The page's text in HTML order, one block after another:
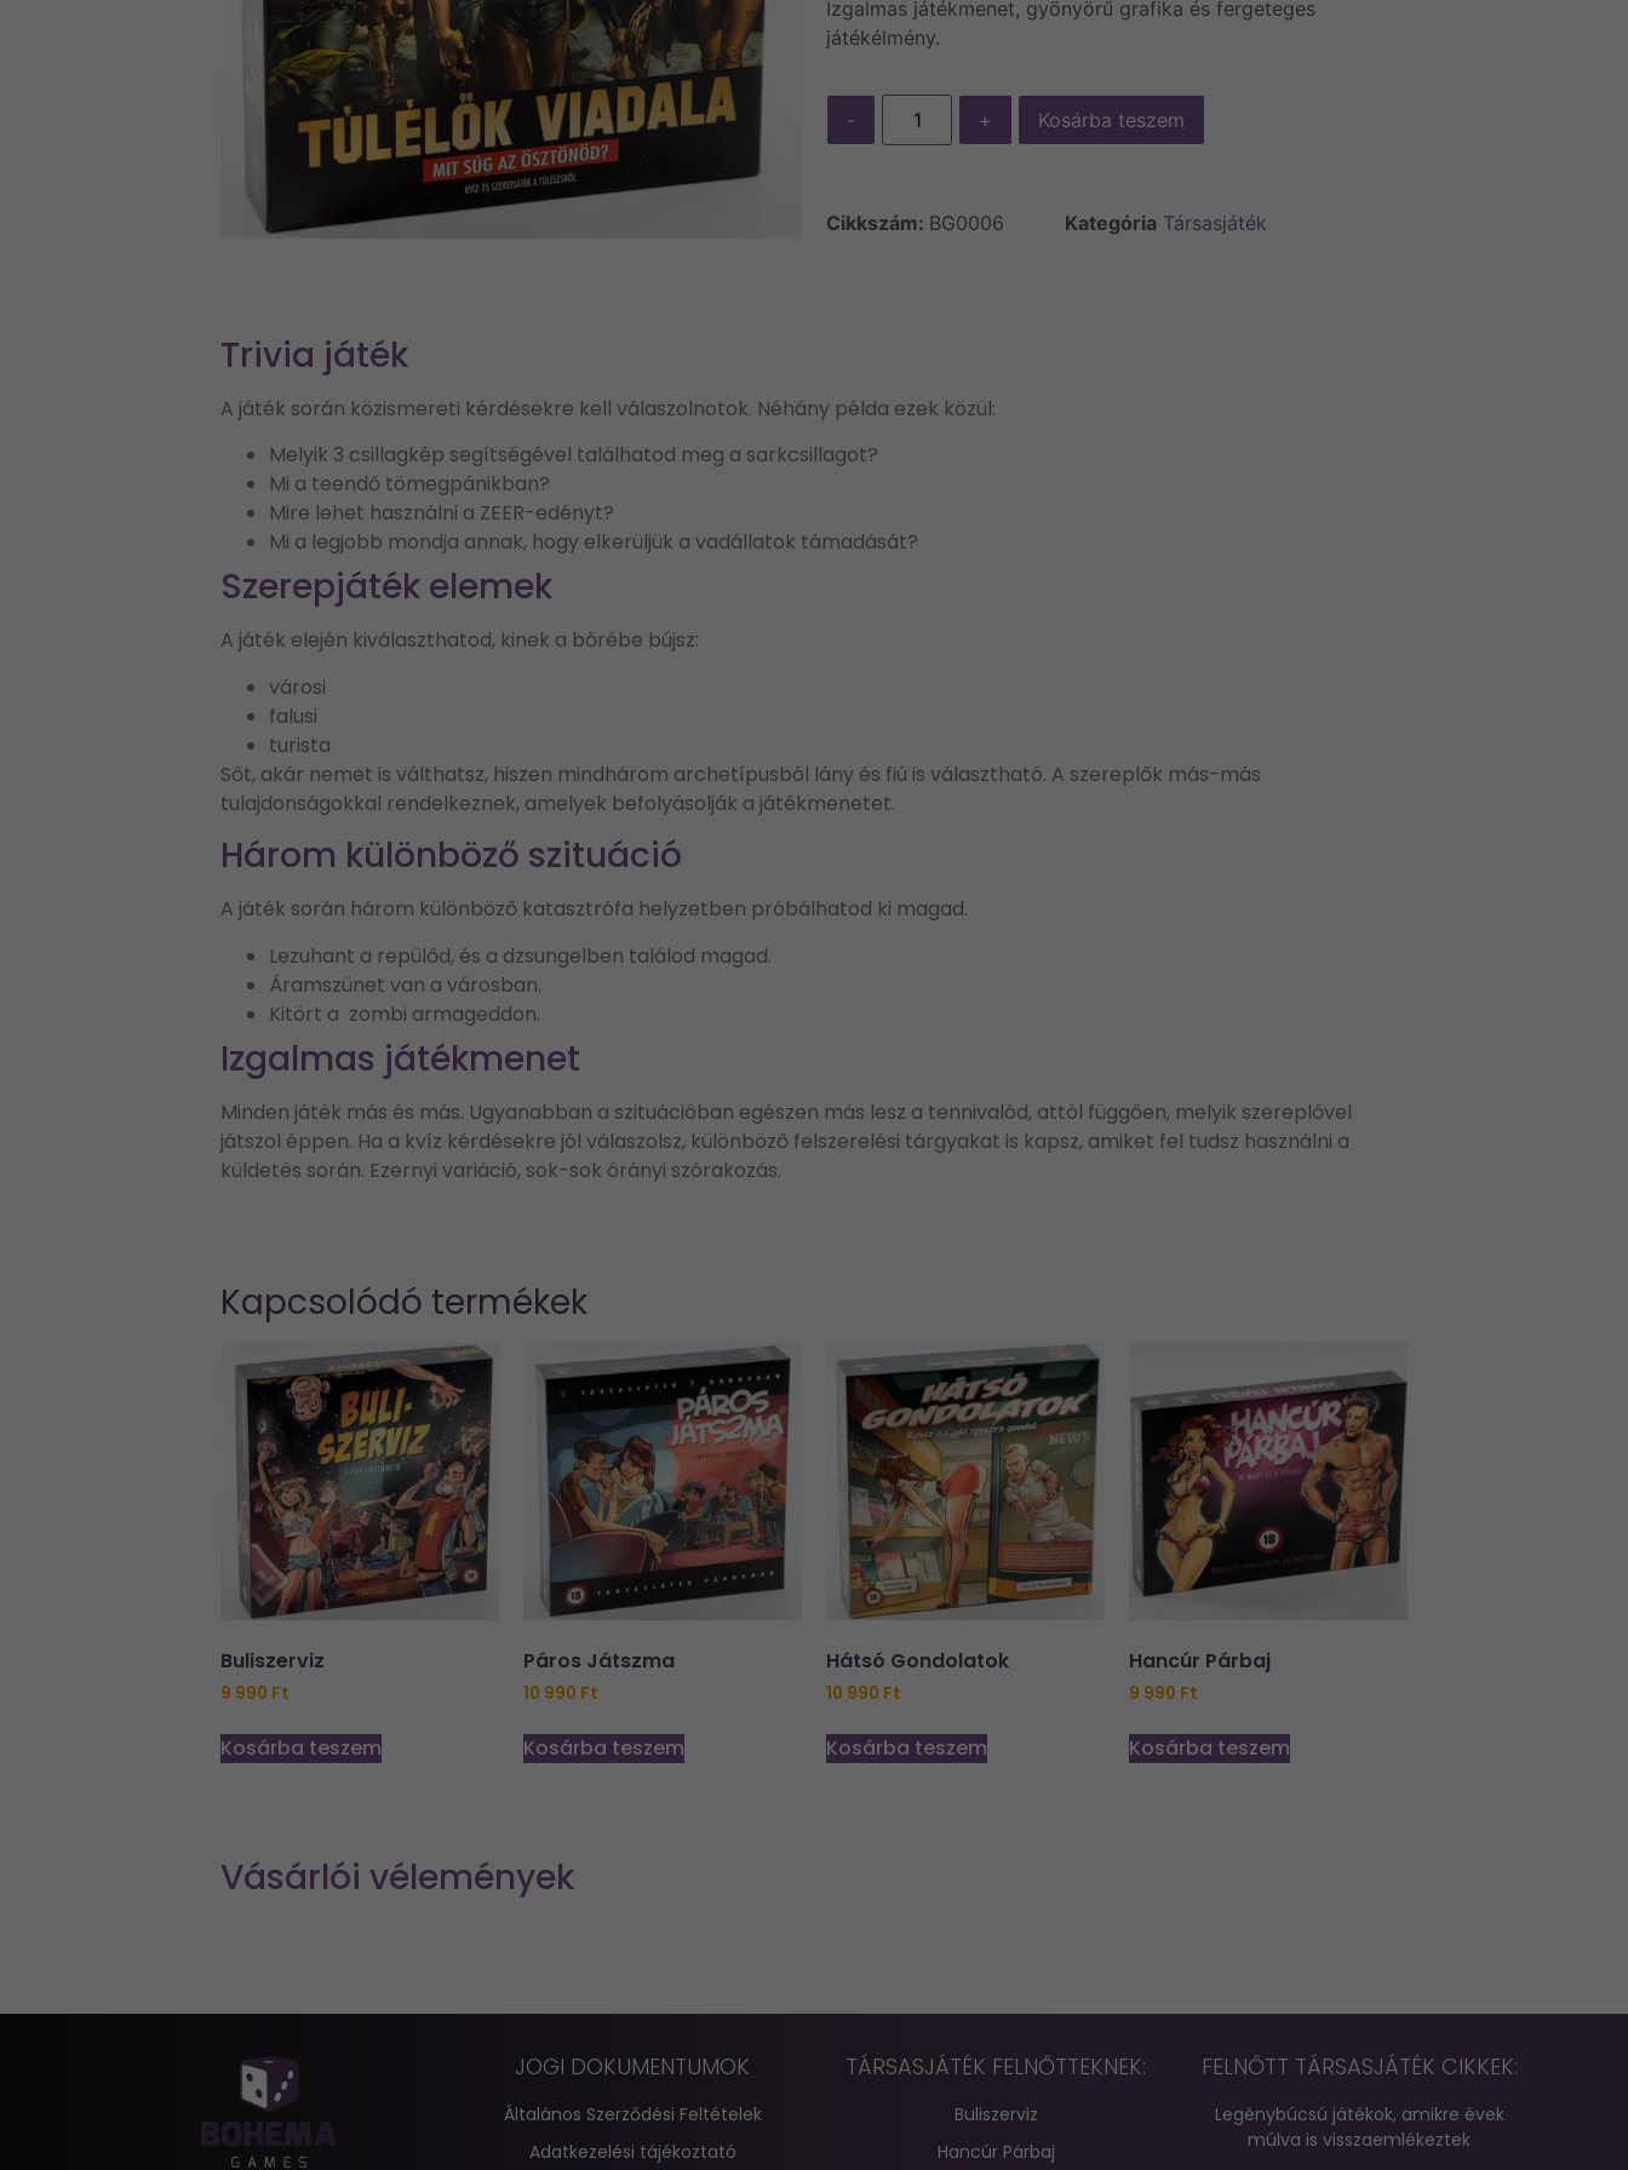
Izgalmas játékmenet, gyönyörű grafika és fergeteges
játékélmény.
- + Kosárba teszem
Cikkszám: BG0006 Kategória Társasjáték
Trivia játék
A játék során közismereti kérdésekre kell válaszolnotok. Néhány példa ezek közül:
Melyik 3 csillagkép segítségével találhatod meg a sarkcsillagot?
Mi a teendő tömegpánikban?
Mire lehet használni a ZEER-edényt?
Mi a legjobb mondja annak, hogy elkerüljük a vadállatok támadását?
Szerepjáték elemek
A játék elején kiválaszthatod, kinek a bőrébe bújsz:
városi
falusi
turista
Sőt, akár nemet is válthatsz, hiszen mindhárom archetípusból lány és fiú is választható. A szereplők más-más
tulajdonságokkal rendelkeznek, amelyek befolyásolják a játékmenetet.
Három különböző szituáció
A játék során három különböző katasztrófa helyzetben próbálhatod ki magad.
Lezuhant a repülőd, és a dzsungelben találod magad.
Áramszünet van a városban.
Kitört a zombi armageddon.
Izgalmas játékmenet
Minden játék más és más. Ugyanabban a szituációban egészen más lesz a tennivalód, attól függően, melyik szereplővel
játszol éppen. Ha a kvíz kérdésekre jól válaszolsz, különböző felszerelési tárgyakat is kapsz, amiket fel tudsz használni a
küldetés során. Ezernyi variáció, sok-sok órányi szórakozás.
Kapcsolódó termékek
Buliszerviz
9 990 Ft
Kosárba teszem
Páros Játszma
10 990 Ft
Kosárba teszem
Hátsó Gondolatok
10 990 Ft
Kosárba teszem
Hancúr Párbaj
9 990 Ft
Kosárba teszem
Vásárlói vélemények
JOGI DOKUMENTUMOK
Általános Szerződési Feltételek
Adatkezelési tájékoztató
TÁRSASJÁTÉK FELNŐTTEKNEK:
Buliszerviz
Hancúr Párbaj
FELNŐTT TÁRSASJÁTÉK CIKKEK:
Legénybúcsú játékok, amikre évek
múlva is visszaemlékeztek